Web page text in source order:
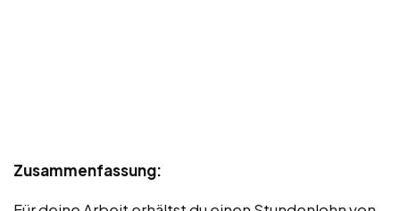
Zusammenfassung: